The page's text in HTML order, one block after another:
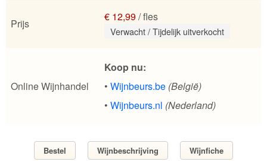
Prijs
€ 12,99/ fles
Verwacht / Tijdelijk uitverkocht
Online Wijnhandel
Koop nu:
• Wijnbeurs.be (België)
• Wijnbeurs.nl (Nederland)
Bestel Wijnbeschrijving Wijnfiche